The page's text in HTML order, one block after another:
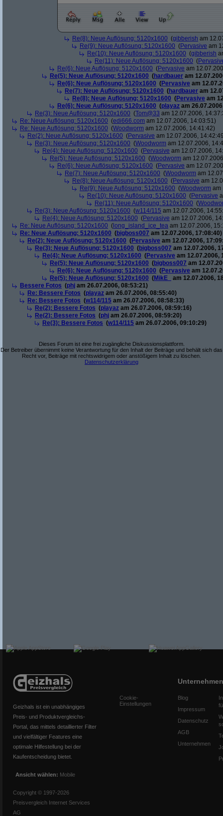
Re(8): Neue Auflösung: 5120x1600 (gibberish am
Re(9): Neue Auflösung: 5120x1600 (Pervasive am
Re(10): Neue Auflösung: 5120x1600 (gibberish
Re(11): Neue Auflösung: 5120x1600 (
Re(6): Neue Auflösung: 5120x1600 (Pervasive am
Re(5): Neue Auflösung: 5120x1600 (hardbauer am
Re(6): Neue Auflösung: 5120x1600 (Pervasive am
Re(7): Neue Auflösung: 5120x1600 (hardbauer am
Re(8): Neue Auflösung: 5120x1600 (Pervasive am
Re(6): Neue Auflösung: 5120x1600 (playaz am
Re(3): Neue Auflösung: 5120x1600 (Tom@33 am 12.07.2006,
Re: Neue Auflösung: 5120x1600 (edi666.com am 12.07.2006, 14:03:51)
Re: Neue Auflösung: 5120x1600 (Woodworm am 12.07.2006, 14:41:42)
Re(2): Neue Auflösung: 5120x1600 (Pervasive am 12.07.2006,
Re(3): Neue Auflösung: 5120x1600 (Woodworm am 12.07.2006,
Re(4): Neue Auflösung: 5120x1600 (Pervasive am 12.07.2006,
Re(5): Neue Auflösung: 5120x1600 (Woodworm am
Re(6): Neue Auflösung: 5120x1600 (Pervasive am
Re(7): Neue Auflösung: 5120x1600 (Woodworm am
Re(8): Neue Auflösung: 5120x1600 (Pervasive am
Re(9): Neue Auflösung: 5120x1600 (Woodworm am
Re(10): Neue Auflösung: 5120x1600 (Pervasive
Re(11): Neue Auflösung: 5120x1600 (
Re(3): Neue Auflösung: 5120x1600 (w114/115 am 12.07.2006,
Re(4): Neue Auflösung: 5120x1600 (Pervasive am 12.07.2006,
Re: Neue Auflösung: 5120x1600 ( long_island_ice_tea am 12.07.2006,
Re: Neue Auflösung: 5120x1600 (bigboss007 am 12.07.2006, 17:08:40)
Re(2): Neue Auflösung: 5120x1600 (Pervasive am 12.07.2006,
Re(3): Neue Auflösung: 5120x1600 (bigboss007 am 12.07.2006,
Re(4): Neue Auflösung: 5120x1600 (Pervasive am 12.07.2006,
Re(5): Neue Auflösung: 5120x1600 (bigboss007 am
Re(6): Neue Auflösung: 5120x1600 (Pervasive am
Re(5): Neue Auflösung: 5120x1600 (MikE_
am 12.07.2006,
Bessere Fotos (phj am 26.07.2006, 08:53:21)
Re: Bessere Fotos (playaz am 26.07.2006, 08:55:40)
Re: Bessere Fotos (w114/115 am 26.07.2006, 08:58:33)
Re(2): Bessere Fotos (playaz am 26.07.2006, 08:59:16)
Re(2): Bessere Fotos (phj am 26.07.2006, 08:59:20)
Re(3): Bessere Fotos (w114/115 am 26.07.2006, 09:10:29)
Dieses Forum ist eine frei zugängliche Diskussionsplattform.
Der Betreiber übernimmt keine Verantwortung für den Inhalt der Beiträge und behält sich das
Recht vor, Beiträge mit rechtswidrigem oder anstößigem Inhalt zu löschen.
Datenschutzerklärung
Geizhals ist ein unabhängiges
Preis- und Produktvergleichs-
Portal, das mittels detaillierter Filter
und vielfältiger Features eine
optimale Hilfestellung bei der
Kaufentscheidung bietet.
Ansicht wählen: Mobile
Copyright © 1997-2026
Preisvergleich Internet Services
AG
Cookie-
Einstellungen
Unternehmen
Blog
Impressum
Datenschutz
AGB
Unternehmen